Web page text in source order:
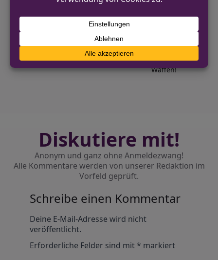
VORHERIGER BEITRAG
NÄCHSTER BEITRAG
Karneval 2026: Feiern Sie ohne Messer und
Waffen!
Diskutiere mit!
Anonym und ganz ohne Anmeldezwang!
Alle Kommentare werden von unserer Redaktion im
Vorfeld geprüft.
Schreibe einen Kommentar
Deine E-Mail-Adresse wird nicht
veröffentlicht.
Erforderliche Felder sind mit* markiert